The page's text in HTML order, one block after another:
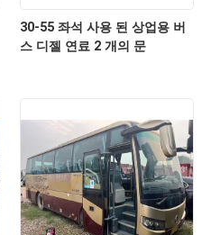
30-55 좌석 사용 된 상업용 버
스 디젤 연료 2 개의 문